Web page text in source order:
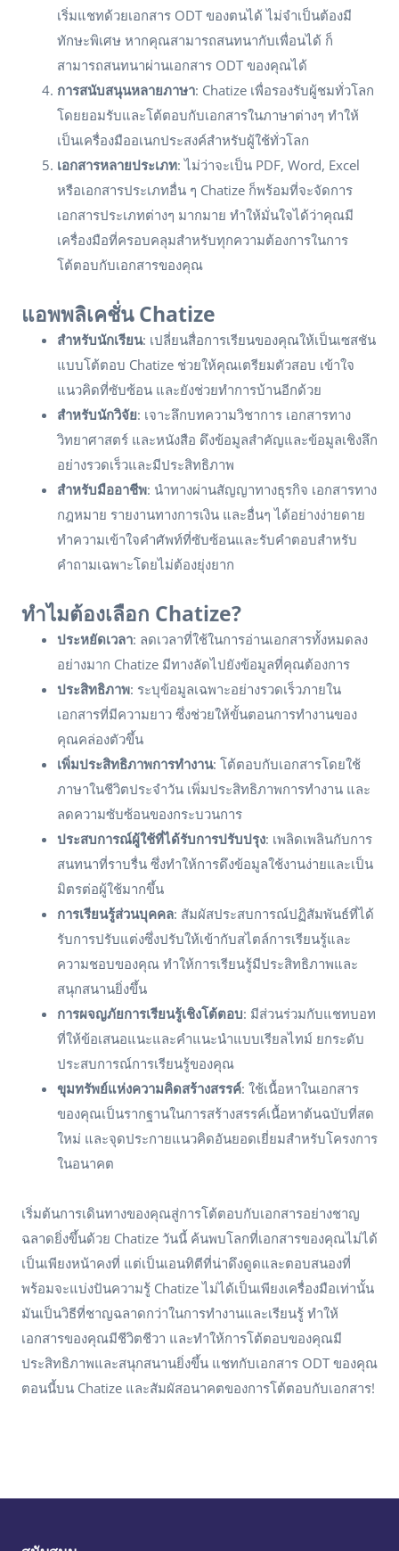
เริ่มแชทด้วยเอกสาร ODT ของตนได้ ไม่จำเป็นต้องมี
ทักษะพิเศษ หากคุณสามารถสนทนากับเพื่อนได้ ก็
สามารถสนทนาผ่านเอกสาร ODT ของคุณได้
การสนับสนุนหลายภาษา: Chatize เพื่อรองรับผู้ชมทั่วโลก
โดยยอมรับและโต้ตอบกับเอกสารในภาษาต่างๆ ทำให้
เป็นเครื่องมืออเนกประสงค์สำหรับผู้ใช้ทั่วโลก
เอกสารหลายประเภท: ไม่ว่าจะเป็น PDF, Word, Excel
หรือเอกสารประเภทอื่น ๆ Chatize ก็พร้อมที่จะจัดการ
เอกสารประเภทต่างๆ มากมาย ทำให้มั่นใจได้ว่าคุณมี
เครื่องมือที่ครอบคลุมสำหรับทุกความต้องการในการ
โต้ตอบกับเอกสารของคุณ
แอพพลิเคชั่น Chatize
สำหรับนักเรียน: เปลี่ยนสื่อการเรียนของคุณให้เป็นเซสชัน
แบบโต้ตอบ Chatize ช่วยให้คุณเตรียมตัวสอบ เข้าใจ
แนวคิดที่ซับซ้อน และยังช่วยทำการบ้านอีกด้วย
สำหรับนักวิจัย: เจาะลึกบทความวิชาการ เอกสารทาง
วิทยาศาสตร์ และหนังสือ ดึงข้อมูลสำคัญและข้อมูลเชิงลึก
อย่างรวดเร็วและมีประสิทธิภาพ
สำหรับมืออาชีพ: นำทางผ่านสัญญาทางธุรกิจ เอกสารทาง
กฎหมาย รายงานทางการเงิน และอื่นๆ ได้อย่างง่ายดาย
ทำความเข้าใจคำศัพท์ที่ซับซ้อนและรับคำตอบสำหรับ
คำถามเฉพาะโดยไม่ต้องยุ่งยาก
ทำไมต้องเลือก Chatize?
ประหยัดเวลา: ลดเวลาที่ใช้ในการอ่านเอกสารทั้งหมดลง
อย่างมาก Chatize มีทางลัดไปยังข้อมูลที่คุณต้องการ
ประสิทธิภาพ: ระบุข้อมูลเฉพาะอย่างรวดเร็วภายใน
เอกสารที่มีความยาว ซึ่งช่วยให้ขั้นตอนการทำงานของ
คุณคล่องตัวขึ้น
เพิ่มประสิทธิภาพการทำงาน: โต้ตอบกับเอกสารโดยใช้
ภาษาในชีวิตประจำวัน เพิ่มประสิทธิภาพการทำงาน และ
ลดความซับซ้อนของกระบวนการ
ประสบการณ์ผู้ใช้ที่ได้รับการปรับปรุง: เพลิดเพลินกับการ
สนทนาที่ราบรื่น ซึ่งทำให้การดึงข้อมูลใช้งานง่ายและเป็น
มิตรต่อผู้ใช้มากขึ้น
การเรียนรู้ส่วนบุคคล: สัมผัสประสบการณ์ปฏิสัมพันธ์ที่ได้
รับการปรับแต่งซึ่งปรับให้เข้ากับสไตล์การเรียนรู้และ
ความชอบของคุณ ทำให้การเรียนรู้มีประสิทธิภาพและ
สนุกสนานยิ่งขึ้น
การผจญภัยการเรียนรู้เชิงโต้ตอบ: มีส่วนร่วมกับแชทบอท
ที่ให้ข้อเสนอแนะและคำแนะนำแบบเรียลไทม์ ยกระดับ
ประสบการณ์การเรียนรู้ของคุณ
ขุมทรัพย์แห่งความคิดสร้างสรรค์: ใช้เนื้อหาในเอกสาร
ของคุณเป็นรากฐานในการสร้างสรรค์เนื้อหาต้นฉบับที่สด
ใหม่ และจุดประกายแนวคิดอันยอดเยี่ยมสำหรับโครงการ
ในอนาคต
เริ่มต้นการเดินทางของคุณสู่การโต้ตอบกับเอกสารอย่างชาญ
ฉลาดยิ่งขึ้นด้วย Chatize วันนี้ ค้นพบโลกที่เอกสารของคุณไม่ได้
เป็นเพียงหน้าคงที่ แต่เป็นเอนทิตีที่น่าดึงดูดและตอบสนองที่
พร้อมจะแบ่งปันความรู้ Chatize ไม่ได้เป็นเพียงเครื่องมือเท่านั้น
มันเป็นวิธีที่ชาญฉลาดกว่าในการทำงานและเรียนรู้ ทำให้
เอกสารของคุณมีชีวิตชีวา และทำให้การโต้ตอบของคุณมี
ประสิทธิภาพและสนุกสนานยิ่งขึ้น แชทกับเอกสาร ODT ของคุณ
ตอนนี้บน Chatize และสัมผัสอนาคตของการโต้ตอบกับเอกสาร!